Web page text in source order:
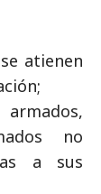
atienen
no
a sus